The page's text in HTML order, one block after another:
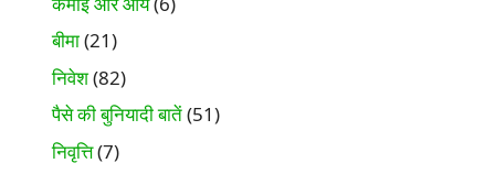
बीमा(21)
निवेश(82)
पैसे की बुनियादी बातें(51)
निवृत्ति(7)